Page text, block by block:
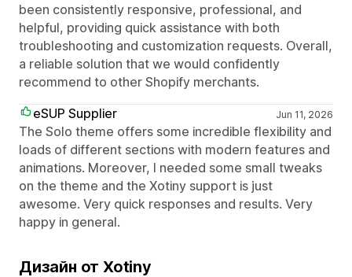
been consistently responsive, professional, and
helpful, providing quick assistance with both
troubleshooting and customization requests. Overall,
a reliable solution that we would confidently
recommend to other Shopify merchants.
eSUP Supplier
Jun 11, 2026
The Solo theme offers some incredible flexibility and
loads of different sections with modern features and
animations. Moreover, I needed some small tweaks
on the theme and the Xotiny support is just
awesome. Very quick responses and results. Very
happy in general.
Дизайн от Xotiny